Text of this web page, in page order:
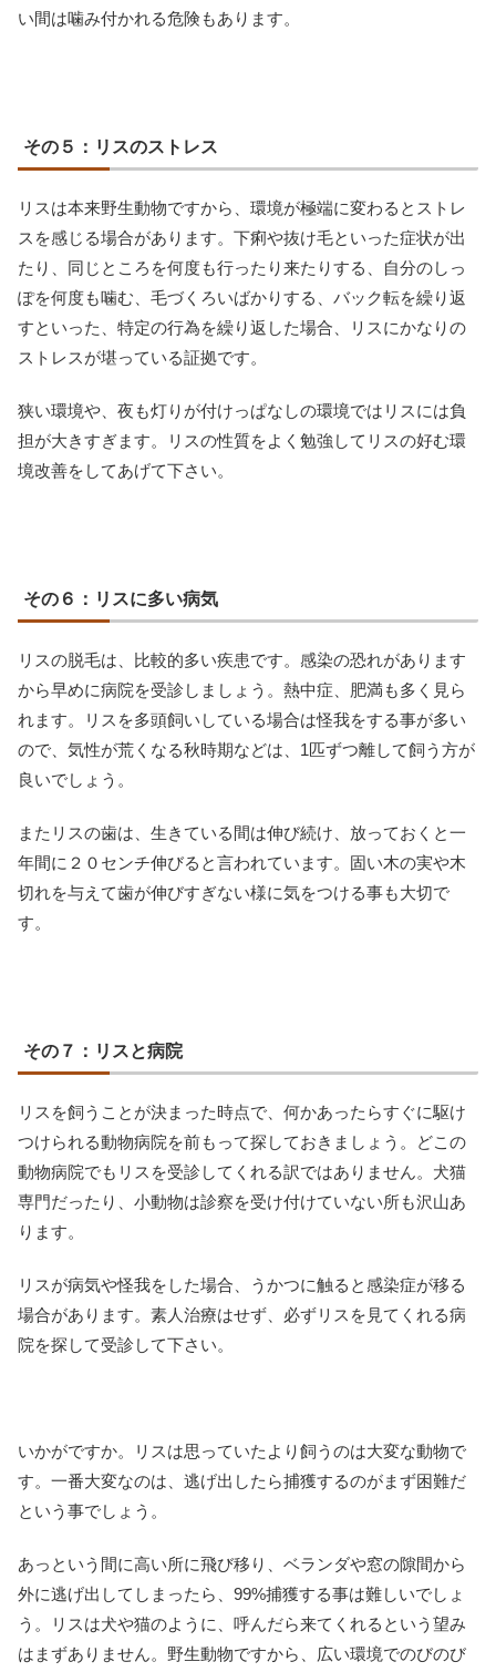
い間は噛み付かれる危険もあります。
その５：リスのストレス
リスは本来野生動物ですから、環境が極端に変わるとストレ
スを感じる場合があります。下痢や抜け毛といった症状が出
たり、同じところを何度も行ったり来たりする、自分のしっ
ぽを何度も噛む、毛づくろいばかりする、バック転を繰り返
すといった、特定の行為を繰り返した場合、リスにかなりの
ストレスが堪っている証拠です。
狭い環境や、夜も灯りが付けっぱなしの環境ではリスには負
担が大きすぎます。リスの性質をよく勉強してリスの好む環
境改善をしてあげて下さい。
その６：リスに多い病気
リスの脱毛は、比較的多い疾患です。感染の恐れがあります
から早めに病院を受診しましょう。熱中症、肥満も多く見ら
れます。リスを多頭飼いしている場合は怪我をする事が多い
ので、気性が荒くなる秋時期などは、1匹ずつ離して飼う方が
良いでしょう。
またリスの歯は、生きている間は伸び続け、放っておくと一
年間に２０センチ伸びると言われています。固い木の実や木
切れを与えて歯が伸びすぎない様に気をつける事も大切で
す。
その７：リスと病院
リスを飼うことが決まった時点で、何かあったらすぐに駆け
つけられる動物病院を前もって探しておきましょう。どこの
動物病院でもリスを受診してくれる訳ではありません。犬猫
専門だったり、小動物は診察を受け付けていない所も沢山あ
ります。
リスが病気や怪我をした場合、うかつに触ると感染症が移る
場合があります。素人治療はせず、必ずリスを見てくれる病
院を探して受診して下さい。
いかがですか。リスは思っていたより飼うのは大変な動物で
す。一番大変なのは、逃げ出したら捕獲するのがまず困難だ
という事でしょう。
あっという間に高い所に飛び移り、ベランダや窓の隙間から
外に逃げ出してしまったら、99%捕獲する事は難しいでしょ
う。リスは犬や猫のように、呼んだら来てくれるという望み
はまずありません。野生動物ですから、広い環境でのびのび